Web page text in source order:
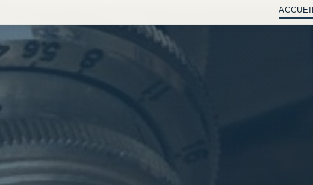
ACCUEIL